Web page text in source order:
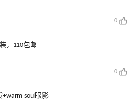
0
，110包邮
0
soul眼影